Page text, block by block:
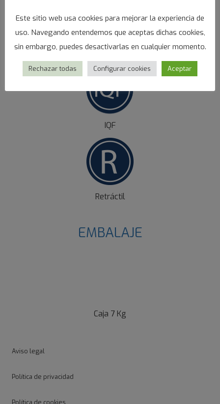
PRESENTACIONES
IQF
Retráctil
EMBALAJE
Caja 7 Kg
Aviso legal
Política de privacidad
Política de cookies
Este sitio web usa cookies para mejorar la experiencia de
uso. Navegando entendemos que aceptas dichas cookies,
sin embargo, puedes desactivarlas en cualquier momento.
Rechazar todas Configurar cookies Aceptar